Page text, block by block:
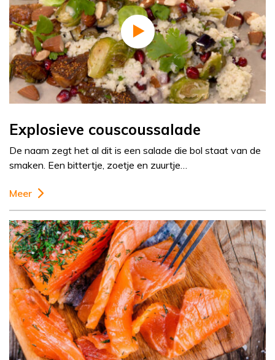
Explosieve couscoussalade
De naam zegt het al dit is een salade die bol staat van de
smaken. Een bittertje, zoetje en zuurtje…
Meer